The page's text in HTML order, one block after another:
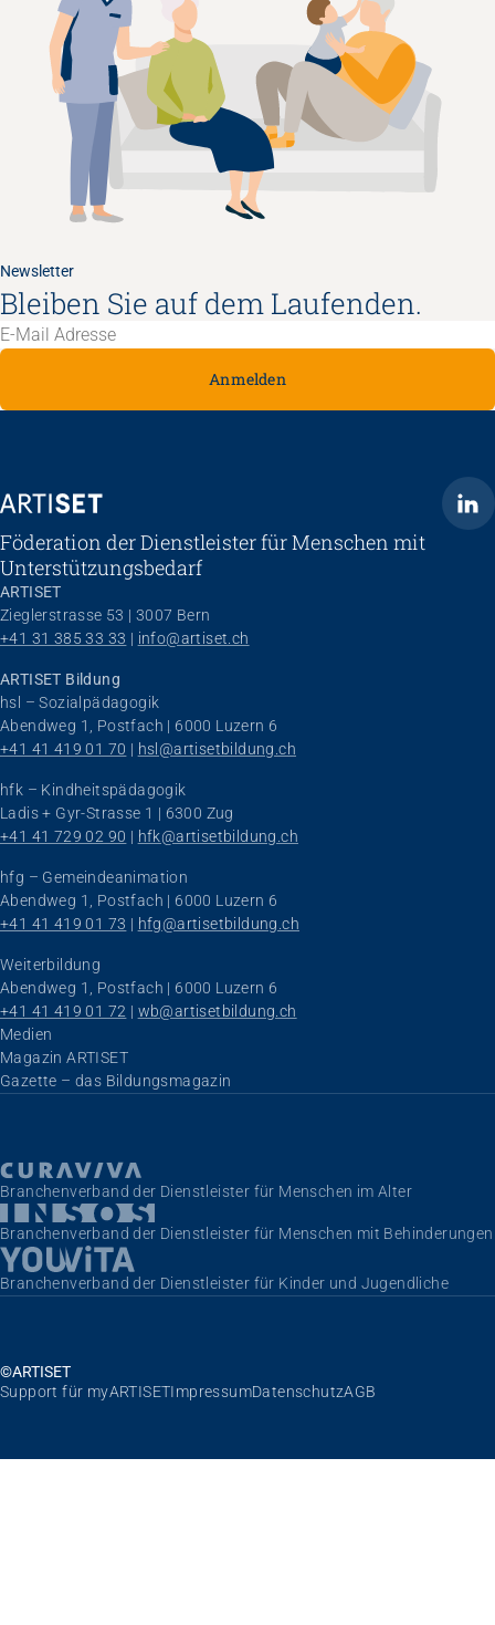
Newsletter
Bleiben Sie auf dem Laufenden.
Anmelden
ARTISET
Föderation der Dienstleister für Menschen mit
Unterstützungsbedarf
ARTISET
Zieglerstrasse 53 | 3007 Bern
+41 31 385 33 33 | info@artiset.ch
ARTISET Bildung
hsl – Sozialpädagogik
Abendweg 1, Postfach | 6000 Luzern 6
+41 41 419 01 70 | hsl@artisetbildung.ch
hfk – Kindheitspädagogik
Ladis + Gyr-Strasse 1 | 6300 Zug
+41 41 729 02 90 | hfk@artisetbildung.ch
hfg – Gemeindeanimation
Abendweg 1, Postfach | 6000 Luzern 6
+41 41 419 01 73 | hfg@artisetbildung.ch
Weiterbildung
Abendweg 1, Postfach | 6000 Luzern 6
+41 41 419 01 72 | wb@artisetbildung.ch
Navigation überspringen
Medien
Magazin ARTISET
Gazette – das Bildungsmagazin
Branchenverband der Dienstleister für Menschen im Alter
Branchenverband der Dienstleister für Menschen mit Behinderungen
Branchenverband der Dienstleister für Kinder und Jugendliche
©ARTISET
Navigation überspringen
Support für myARTISETImpressumDatenschutzAGB